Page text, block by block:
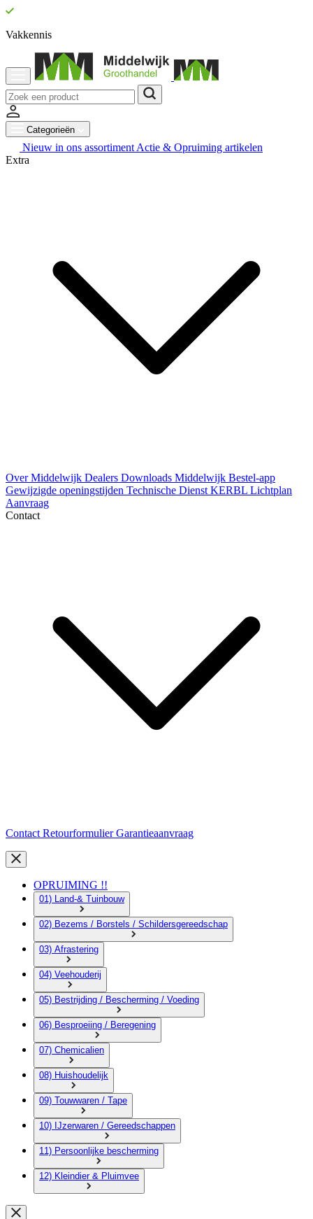
Vakkennis
Categorieën
Nieuw in ons assortiment Actie & Opruiming artikelen
Extra
Over Middelwijk Dealers Downloads Middelwijk Bestel-app
Gewijzigde openingstijden Technische Dienst KERBL Lichtplan
Aanvraag
Contact
Contact RetourformulierGarantieaanvraag
OPRUIMING !!
01) Land-& Tuinbouw
02) Bezems / Borstels / Schildersgereedschap
03) Afrastering
04) Veehouderij
05) Bestrijding / Bescherming / Voeding
06) Besproeiing / Beregening
07) Chemicalien
08) Huishoudelijk
09) Touwwaren / Tape
10) IJzerwaren / Gereedschappen
11) Persoonlijke bescherming
12) Kleindier & Pluimvee